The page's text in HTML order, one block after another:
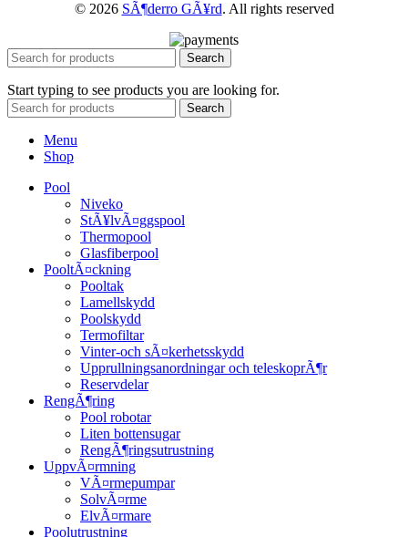
© 2026 SÃ¶derro GÃ¥rd. All rights reserved
Search
Start typing to see products you are looking for.
Search
Menu
Shop
Pool
Niveko
StÃ¥lvÃ¤ggspool
Thermopool
Glasfiberpool
PooltÃ¤ckning
Pooltak
Lamellskydd
Poolskydd
Termofiltar
Vinter-och sÃ¤kerhetsskydd
Upprullningsanordningar och teleskoprÃ¶r
Reservdelar
RengÃ¶ring
Pool robotar
Liten bottensugar
RengÃ¶ringsutrustning
UppvÃ¤rmning
VÃ¤rmepumpar
SolvÃ¤rme
ElvÃ¤rmare
Poolutrustning